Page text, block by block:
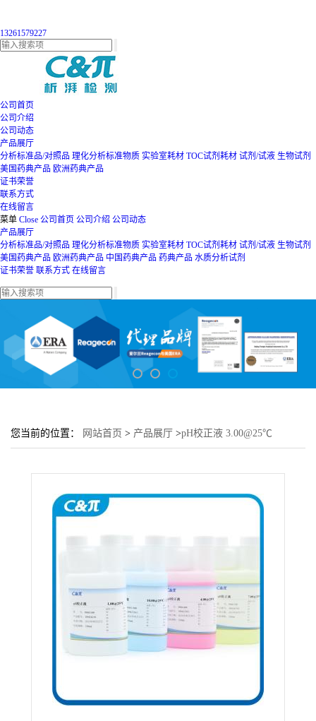
13261579227
公司首页
公司介绍
公司动态
产品展厅
分析标准品/对照品 理化分析标准物质 实验室耗材 TOC试剂耗材 试剂/试液 生物试剂
美国药典产品 欧洲药典产品
证书荣誉
联系方式
在线留言
菜单 Close 公司首页 公司介绍 公司动态
产品展厅
分析标准品/对照品 理化分析标准物质 实验室耗材 TOC试剂耗材 试剂/试液 生物试剂
美国药典产品 欧洲药典产品 中国药典产品 药典产品 水质分析试剂
证书荣誉 联系方式 在线留言
您当前的位置： 网站首页 > 产品展厅 >pH校正液 3.00@25℃